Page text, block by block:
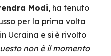
Modi, ha tenuto
per la prima volta
Ucraina e si è rivolto
non è il momento